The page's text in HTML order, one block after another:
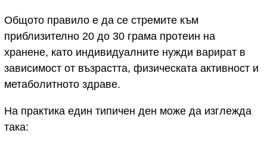
Общото правило е да се стремите към
приблизително 20 до 30 грама протеин на
хранене, като индивидуалните нужди варират в
зависимост от възрастта, физическата активност и
метаболитното здраве.
На практика един типичен ден може да изглежда
така: